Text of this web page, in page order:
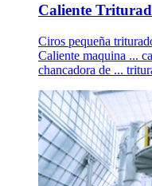
Caliente
Ciros pequeña
Caliente maquina ...
chancadora de ...